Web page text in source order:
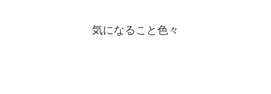
気になること色々